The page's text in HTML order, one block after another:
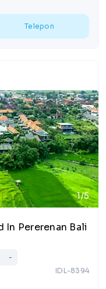
Telepon
1/5
In Pererenan Bali
-
IDL-8394